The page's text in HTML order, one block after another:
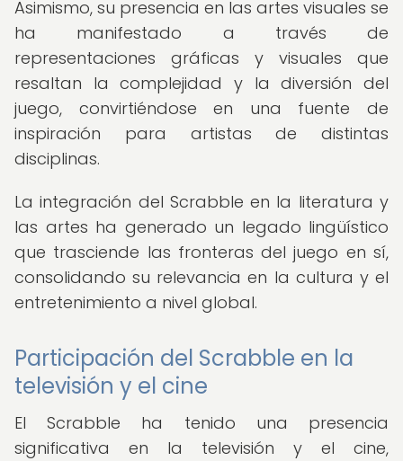
Asimismo, su presencia en las artes visuales se
ha manifestado a través de
representaciones gráficas y visuales que
resaltan la complejidad y la diversión del
juego, convirtiéndose en una fuente de
inspiración para artistas de distintas
disciplinas.
La integración del Scrabble en la literatura y
las artes ha generado un legado lingüístico
que trasciende las fronteras del juego en sí,
consolidando su relevancia en la cultura y el
entretenimiento a nivel global.
Participación del Scrabble en la
televisión y el cine
El Scrabble ha tenido una presencia
significativa en la televisión y el cine,